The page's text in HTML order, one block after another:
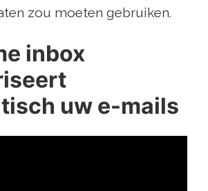
zou moeten gebruiken.
inbox
uw e-mails